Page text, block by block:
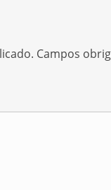
Campos